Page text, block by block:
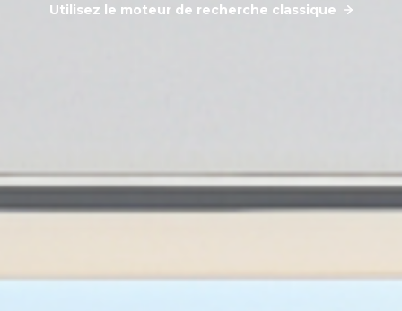
Utilisez le moteur de recherche classique